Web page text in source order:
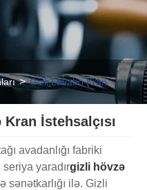
Gizli Lavabo Kran
İstehsalçısı
avadanlığı fabriki
yaradırgizli hövzə
sənətkarlığı ilə. Gizli